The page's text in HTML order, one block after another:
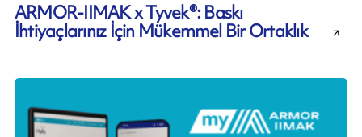
ARMOR-IIMAK x Tyvek®: Baskı
İhtiyaçlarınız İçin Mükemmel Bir Ortaklık